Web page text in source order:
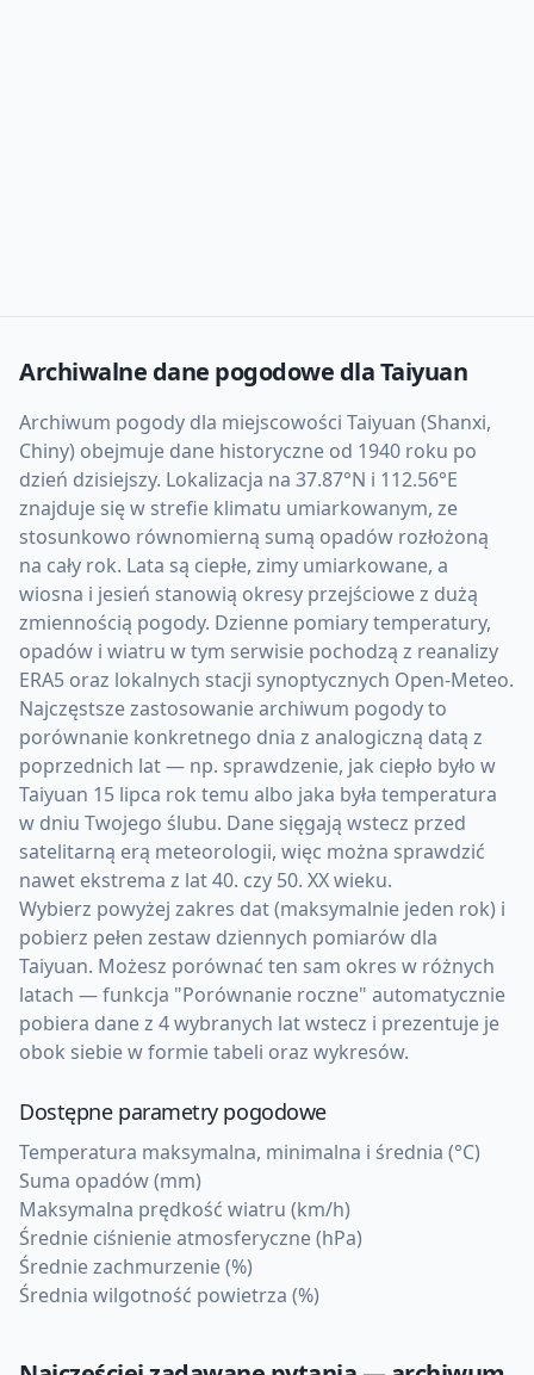
Archiwalne dane pogodowe dlaTaiyuan
Archiwum pogody dla miejscowości Taiyuan (Shanxi,
Chiny) obejmuje dane historyczne od 1940 roku po
dzień dzisiejszy. Lokalizacja na 37.87°N i 112.56°E
znajduje się w strefie klimatu umiarkowanym, ze
stosunkowo równomierną sumą opadów rozłożoną
na cały rok. Lata są ciepłe, zimy umiarkowane, a
wiosna i jesień stanowią okresy przejściowe z dużą
zmiennością pogody. Dzienne pomiary temperatury,
opadów i wiatru w tym serwisie pochodzą z reanalizy
ERA5 oraz lokalnych stacji synoptycznych Open-Meteo.
Najczęstsze zastosowanie archiwum pogody to
porównanie konkretnego dnia z analogiczną datą z
poprzednich lat — np. sprawdzenie, jak ciepło było w
Taiyuan 15 lipca rok temu albo jaka była temperatura
w dniu Twojego ślubu. Dane sięgają wstecz przed
satelitarną erą meteorologii, więc można sprawdzić
nawet ekstrema z lat 40. czy 50. XX wieku.
Wybierz powyżej zakres dat (maksymalnie jeden rok) i
pobierz pełen zestaw dziennych pomiarów dla
Taiyuan. Możesz porównać ten sam okres w różnych
latach — funkcja "Porównanie roczne" automatycznie
pobiera dane z 4 wybranych lat wstecz i prezentuje je
obok siebie w formie tabeli oraz wykresów.
Dostępne parametry pogodowe
Temperatura maksymalna, minimalna i średnia (°C)
Suma opadów (mm)
Maksymalna prędkość wiatru (km/h)
Średnie ciśnienie atmosferyczne (hPa)
Średnie zachmurzenie (%)
Średnia wilgotność powietrza (%)